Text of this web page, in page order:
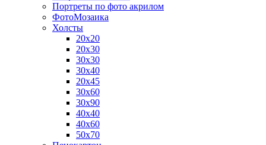
Портреты по фото акрилом
ФотоМозаика
Холсты
20х20
20х30
30х30
30х40
20х45
30х60
30х90
40х40
40х60
50х70